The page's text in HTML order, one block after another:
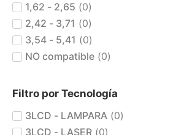
1,62 - 2,65 (0)
2,42 - 3,71 (0)
3,54 - 5,41 (0)
NO compatible (0)
Filtro por Tecnología
3LCD - LAMPARA (0)
3LCD - LASER (0)